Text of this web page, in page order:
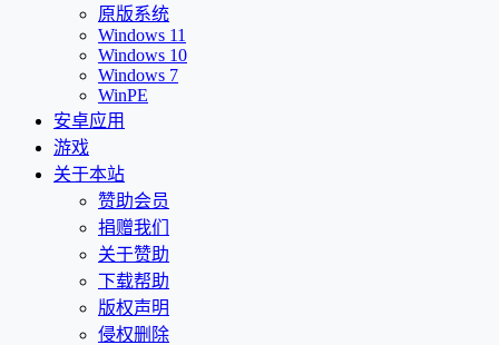
原版系统
Windows 11
Windows 10
Windows 7
WinPE
安卓应用
游戏
关于本站
赞助会员
捐赠我们
关于赞助
下载帮助
版权声明
侵权删除